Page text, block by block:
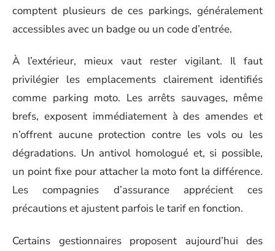
comptent plusieurs de ces parkings, généralement
accessibles avec un badge ou un code d’entrée.
À l’extérieur, mieux vaut rester vigilant. Il faut
privilégier les emplacements clairement identifiés
comme parking moto. Les arrêts sauvages, même
brefs, exposent immédiatement à des amendes et
n’offrent aucune protection contre les vols ou les
dégradations. Un antivol homologué et, si possible,
un point fixe pour attacher la moto font la différence.
Les compagnies d’assurance apprécient ces
précautions et ajustent parfois le tarif en fonction.
Certains gestionnaires proposent aujourd’hui des